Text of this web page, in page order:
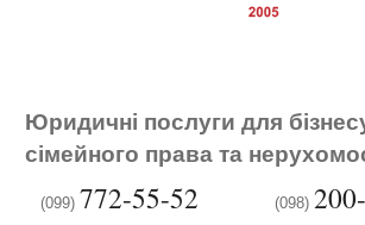
Юридичні послуги для
сімейного права та
(099) 772-55-52 (098)